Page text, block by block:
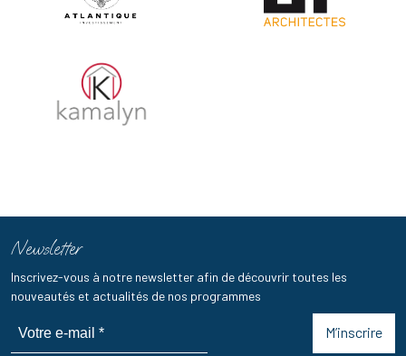
Newsletter
Inscrivez-vous à notre newsletter afin de découvrir toutes les
nouveautés et actualités de nos programmes
M’inscrire